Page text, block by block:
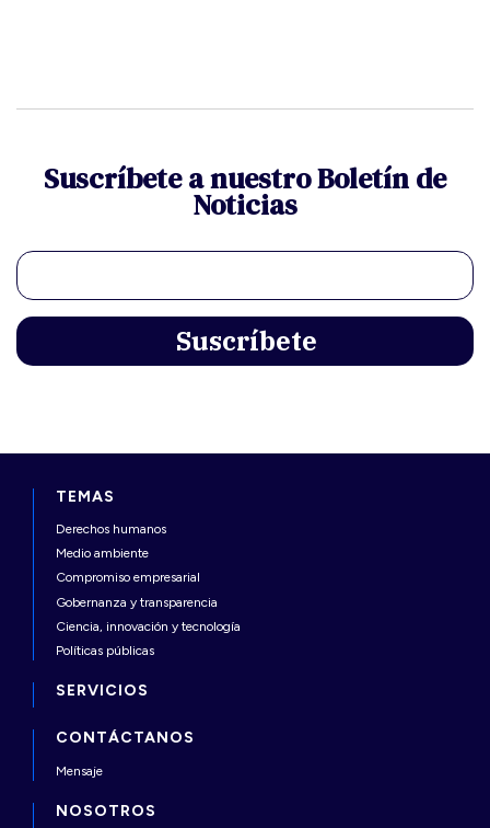
Suscríbete a nuestro Boletín de
Noticias
TEMAS
Derechos humanos
Medio ambiente
Compromiso empresarial
Gobernanza y transparencia
Ciencia, innovación y tecnología
Políticas públicas
SERVICIOS
CONTÁCTANOS
Mensaje
NOSOTROS